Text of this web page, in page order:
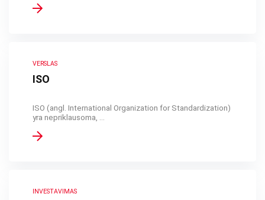
VERSLAS
ISO
ISO (angl. International Organization for Standardization)
yra nepriklausoma, ...
INVESTAVIMAS